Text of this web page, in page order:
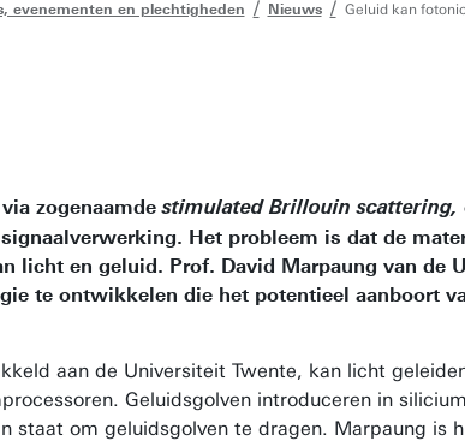
evenementen en plechtigheden Nieuws Geluid kan
zogenaamdestimulated Brillouin scattering,
Het probleem is dat de
licht en geluid. Prof. David Marpaung van
te ontwikkelen die het potentieel aanboort
aan de Universiteit Twente, kan licht
Geluidsgolven introduceren in
om geluidsgolven te dragen. Marpaung